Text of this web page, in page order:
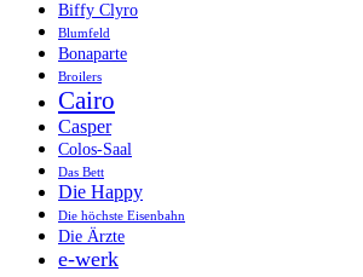
Biffy Clyro
Blumfeld
Bonaparte
Broilers
Cairo
Casper
Colos-Saal
Das Bett
Die Happy
Die höchste Eisenbahn
Die Ärzte
e-werk